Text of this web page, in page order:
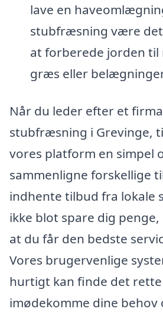
lave en
stubfræsning være
at forberede jorden til
græs eller
Når du leder efter et
stubfræsning i Grevinge,
vores platform en simpel
sammenligne forskellige
indhente tilbud fra lokale
ikke blot spare dig penge,
at du får den bedste
Vores brugervenlige
hurtigt kan finde det
imødekomme dine behov